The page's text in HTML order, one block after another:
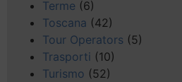
Terme (6)
Toscana (42)
Tour Operators (5)
Trasporti (10)
Turismo (52)